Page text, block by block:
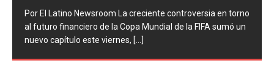
Por El Latino Newsroom La FIFA inició una serie de
procesos disciplinarios contra la Asociación del Fútbol
Argentino (AFA), cuatro integrantes de la selección
argentina